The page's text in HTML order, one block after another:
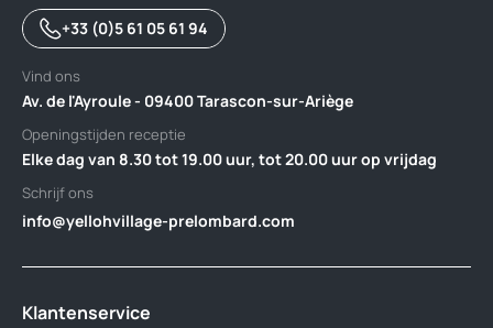
+33 (0)5 61 05 61 94
Vind ons
Av. de l'Ayroule - 09400 Tarascon-sur-Ariège
Openingstijden receptie
Elke dag van 8.30 tot 19.00 uur, tot 20.00 uur op vrijdag
Schrijf ons
info@yellohvillage-prelombard.com
Klantenservice